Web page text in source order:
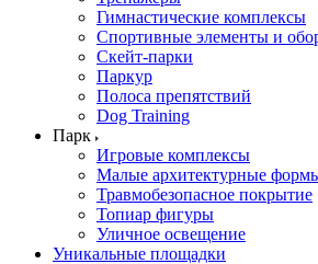
Гимнастические комплексы
Спортивные элементы и
Скейт-парки
Паркур
Полоса препятствий
Dog Training
Парк
Игровые комплексы
Малые архитектурные
Травмобезопасное покрытие
Топиар фигуры
Уличное освещение
Уникальные площадки